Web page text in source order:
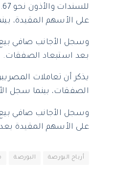
على الأسهم المقيدة، بينما استحوذ
بعد استبعاد الصفقات.
الصفقات، بينما سجل الأجانب 5.4 % وسجل
على الأسهم المقيدة
أرباح البورصة البورصة